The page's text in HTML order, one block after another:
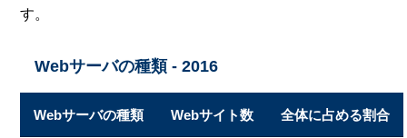
す。
Webサーバの種類 - 2016
Webサーバの種類 Webサイト数 全体に占める割合